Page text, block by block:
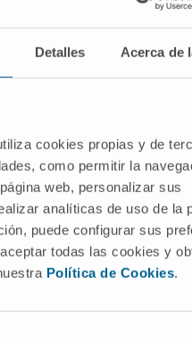
Detalles Acerca de
cookies propias y de
como permitir la
web, personalizar sus
analíticas de uso de la
puede configurar sus
todas las cookies y
Política de Cookies.
leadership réputationnel
pendant la pandémie
International
Diario Médico 2009.
sanitaire de la décennie